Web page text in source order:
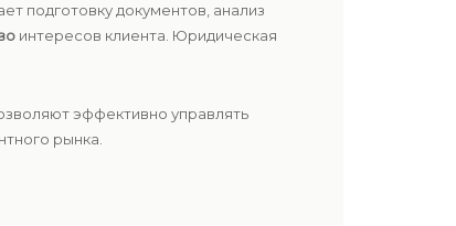
подготовку документов, анализ
интересов клиента. Юридическая
эффективно управлять
рынка.